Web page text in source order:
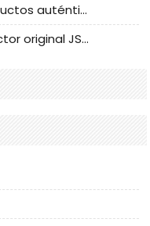
Conector JST- Proporciona productos auténticos y alternativos del conector JST NSHR-02V-S
Conector JST - Suministra conector original JST GHR-09V-S | productos alternativos